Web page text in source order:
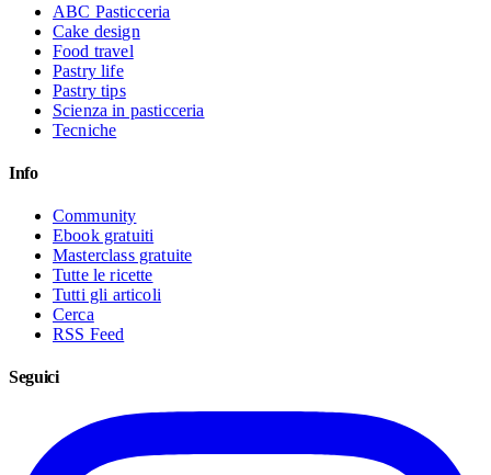
ABC Pasticceria
Cake design
Food travel
Pastry life
Pastry tips
Scienza in pasticceria
Tecniche
Info
Community
Ebook gratuiti
Masterclass gratuite
Tutte le ricette
Tutti gli articoli
Cerca
RSS Feed
Seguici